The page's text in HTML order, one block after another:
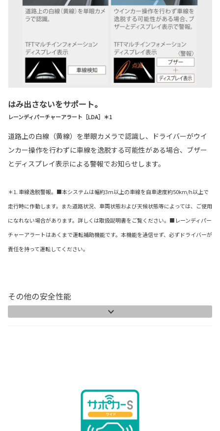
はみ出さないをサポート。
レーンディパーチャーアラート［LDA］＊1
道路上の白線（黄線）を単眼カメラで認識し、ドライバーがウイ
ンカー操作を行わずに車線を逸脱する可能性がある場合、ブザー
とディスプレイ表示による警報でお知らせします。
＊1. 車線逸脱警報。■本システムは幅約3m以上の車線を自車速度約50km/h以上で
走行時に作動します。また道路状況、車両状態および天候状態等によっては、ご使用
になれない場合があります。詳しくは取扱説明書をご覧ください。■レーンディパー
チャーアラートはあくまで運転補助機能です。本機能を過信せず、必ずドライバーが
責任を持って運転してください。
その他の安全性能